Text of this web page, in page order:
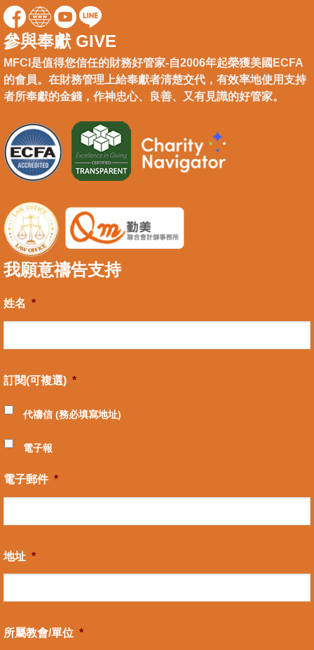
參與奉獻 GIVE
MFCI是值得您信任的財務好管家-自2006年起榮獲美國ECFA
的會員。在財務管理上給奉獻者清楚交代，有效率地使用支持
者所奉獻的金錢，作神忠心、良善、又有見識的好管家。
我願意禱告支持
姓名 *
訂閱(可複選) *
代禱信 (務必填寫地址)
電子報
電子郵件 *
地址 *
所屬教會/單位 *